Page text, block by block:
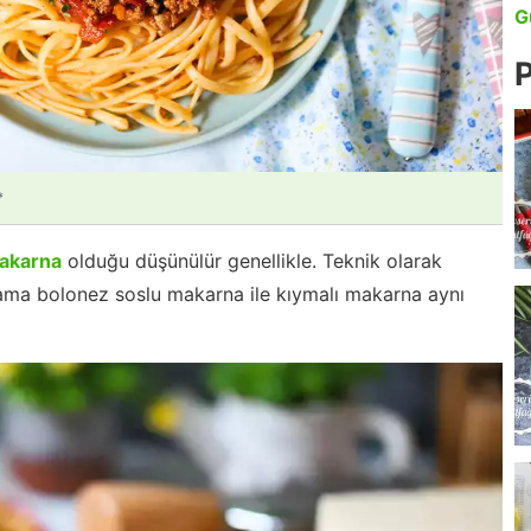
olduğu düşünülür genellikle. Teknik olarak
bolonez soslu makarna ile kıymalı makarna aynı